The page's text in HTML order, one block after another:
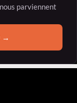
parviennent
→